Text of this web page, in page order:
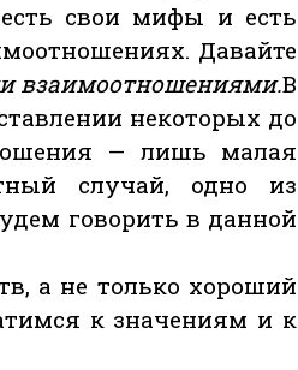
свои мифы и есть
Давайте
взаимоотношениями.В
некоторых до
— лишь малая
случай, одно из
говорить в данной
а не только хороший
к значениям и к